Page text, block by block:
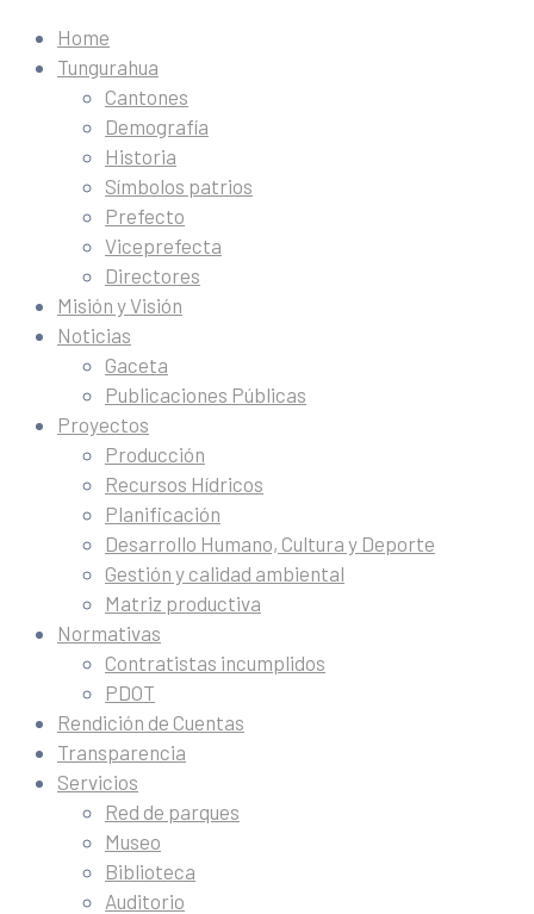
Home
Tungurahua
Cantones
Demografía
Historia
Símbolos patrios
Prefecto
Viceprefecta
Directores
Misión y Visión
Noticias
Gaceta
Publicaciones Públicas
Proyectos
Producción
Recursos Hídricos
Planificación
Desarrollo Humano, Cultura y Deporte
Gestión y calidad ambiental
Matriz productiva
Normativas
Contratistas incumplidos
PDOT
Rendición de Cuentas
Transparencia
Servicios
Red de parques
Museo
Biblioteca
Auditorio